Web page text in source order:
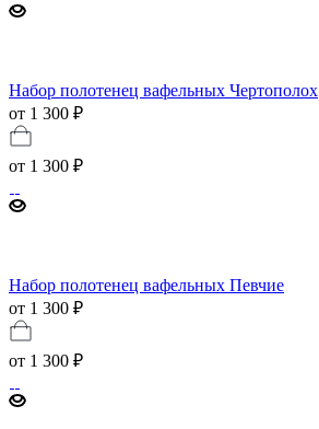
Набор полотенец вафельных Чертополох
от 1 300 ₽
от 1 300 ₽
Набор полотенец вафельных Певчие
от 1 300 ₽
от 1 300 ₽